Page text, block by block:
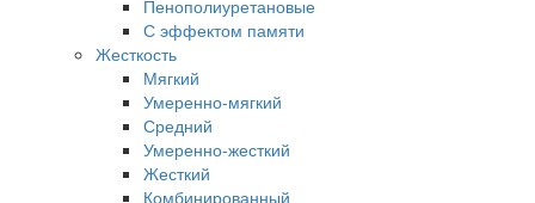
Пенополиуретановые
С эффектом памяти
Жесткость
Мягкий
Умеренно-мягкий
Средний
Умеренно-жесткий
Жесткий
Комбинированный